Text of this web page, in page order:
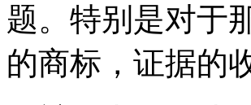
题。特别是对于
的商标，证据的